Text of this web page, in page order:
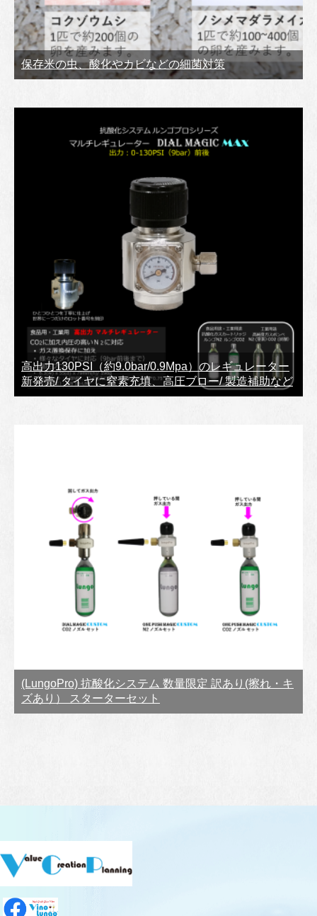
保存米の虫、酸化やカビなどの細菌対策
高出力130PSI（約9.0bar/0.9Mpa）のレギュレーター
新発売/ タイヤに窒素充填、高圧ブロー/ 製造補助など
(LungoPro) 抗酸化システム 数量限定 訳あり(擦れ・キ
ズあり） スターターセット